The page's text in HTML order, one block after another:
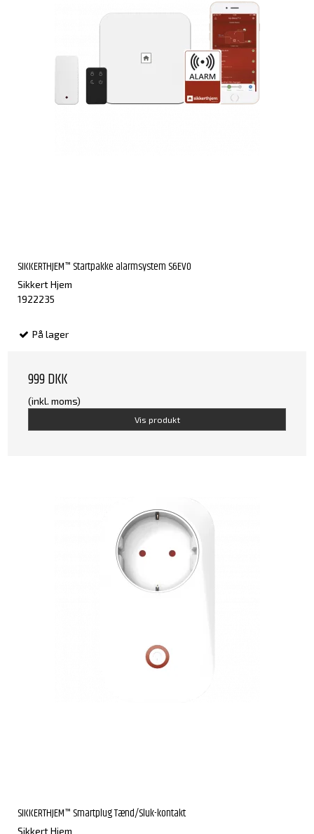
SIKKERTHJEM™ Startpakke alarmsystem S6EVO
Sikkert Hjem
1922235
På lager
999 DKK
(inkl. moms)
Vis produkt
SIKKERTHJEM™ Smartplug Tænd/Sluk-kontakt
Sikkert Hjem